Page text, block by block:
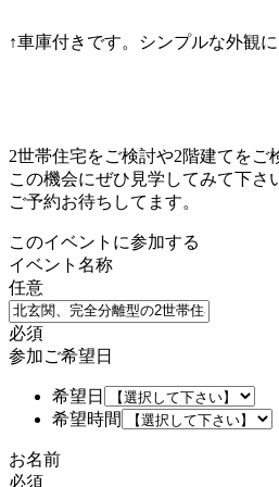
↑車庫付きです。シンプルな外観
2世帯住宅をご検討や2階建てをご
この機会にぜひ見学してみて下さ
ご予約お待ちしてます。
このイベントに参加する
イベント名称
任意
必須
参加ご希望日
希望日
希望時間
お名前
必須